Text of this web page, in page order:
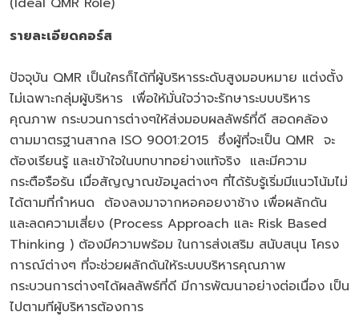
รายละเอียดคอร์ส
ปัจจุบัน QMR เป็นใครก็ได้ที่ผู้บริหารระดับสูงมอบหมาย แต่งตั้ง
ไม่เฉพาะกลุ่มผู้บริหาร เพื่อให้มั่นใจว่าจะรักษาระบบบริหาร
คุณภาพ กระบวนการต่างๆให้ส่งมอบผลลัพธ์ที่ดี สอดคล้อง
ตามมาตรฐานสากล ISO 9001:2015 ซึ่งผู้ที่จะเป็น QMR จะ
ต้องเรียนรู้ และเข้าใจในบทบาทอย่างแท้จริง และมีความ
กระตือรือร้น เมื่อสัญญาณข้อมูลต่างๆ ที่ได้รับรู้เริ่มมีแนวโน้มไม่
ได้ตามที่กำหนด ต้องลงมาจากหอคอยงาช้าง เพื่อผลักดัน
และลดความเสี่ยง (Process Approach และ Risk Based
Thinking ) ต้องมีความพร้อม ในการส่งเสริม สนับสนุน โครง
การณ์ต่างๆ ที่จะช่วยผลักดันให้ระบบบริหารคุณภาพ
กระบวนการต่างๆได้ผลลัพธ์ที่ดี มีการพัฒนาอย่างต่อเนื่อง เป็น
ไปตามทีผู้บริหารต้องการ